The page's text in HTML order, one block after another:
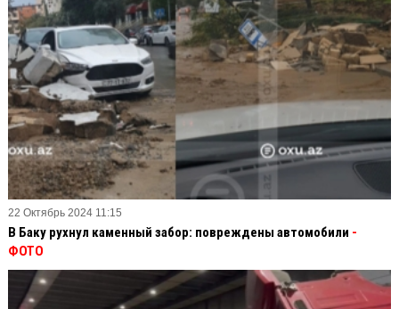
22 Октябрь 2024 11:15
В Баку рухнул каменный забор: повреждены автомобили -
ФОТО